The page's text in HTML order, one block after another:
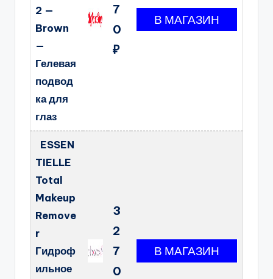
2 —
Brown
—
Гелевая
подвод
ка для
глаз
7
0
₽
ESSEN
TIELLE
Total
Makeup
Remove
r
Гидроф
ильное
3
2
7
0